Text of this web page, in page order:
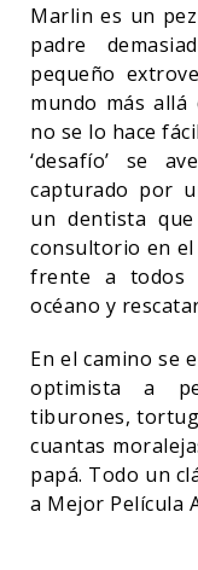
Marlin es un
padre
pequeño
mundo más
no se lo hace
‘desafío’ se
capturado por
un dentista
consultorio en
frente a todos
océano y
En el camino se
optimista a
tiburones,
cuantas
papá. Todo un
a Mejor Película